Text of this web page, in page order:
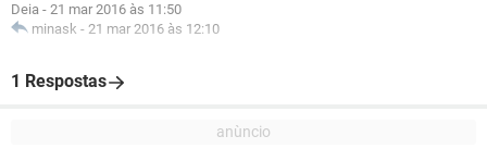
Deia - 21 mar 2016 às 11:50
minask - 21 mar 2016 às 12:10
1 Respostas